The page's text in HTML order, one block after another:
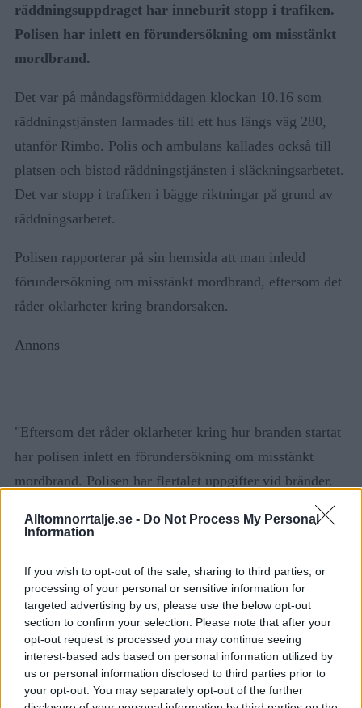
Alltomnorrtalje.se - Do Not Process My Personal
Information
If you wish to opt-out of the sale, sharing to third parties, or
processing of your personal or sensitive information for
targeted advertising by us, please use the below opt-out
section to confirm your selection. Please note that after your
opt-out request is processed you may continue seeing
interest-based ads based on personal information utilized by
us or personal information disclosed to third parties prior to
your opt-out. You may separately opt-out of the further
räddningsuppdraget har inneburit stopp i trafiken.
Polisen har inlett en förundersökning om misstänkt
mordbrand.
Det var på måndagsförmiddagen klockan 10.16 som
räddningstjänsten larmades till ett hus längs väg 280,
utanför Rimbo. Polis och ambulans kallades också till
platsen och bistod räddningstjänsten i släckningsarbetet.
Det var stopp i trafiken i bägge riktningar på grund av
räddningsarbetet.
Polisen rapporterar på sin hemsida att man inledd
förundersökning om misstänkt mordbrand, eftersom det
råder oklarheter kring brandorsaken.
Annons
"Eftersom det råder oklarheter kring hur branden startat
har polisen inlett en förundersökning om misstänkt
mordbrand. Polisen har flertalet uppgifter vid bränder.
Den viktigaste är att rädda liv och begränsa skador. En
annan uppgift är att utreda om det är ett brott som ligger
Artikeln kan komma att uppdateras..
Annons